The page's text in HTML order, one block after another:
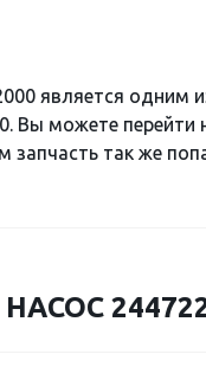
является одним
Вы можете перейти
запчасть так же